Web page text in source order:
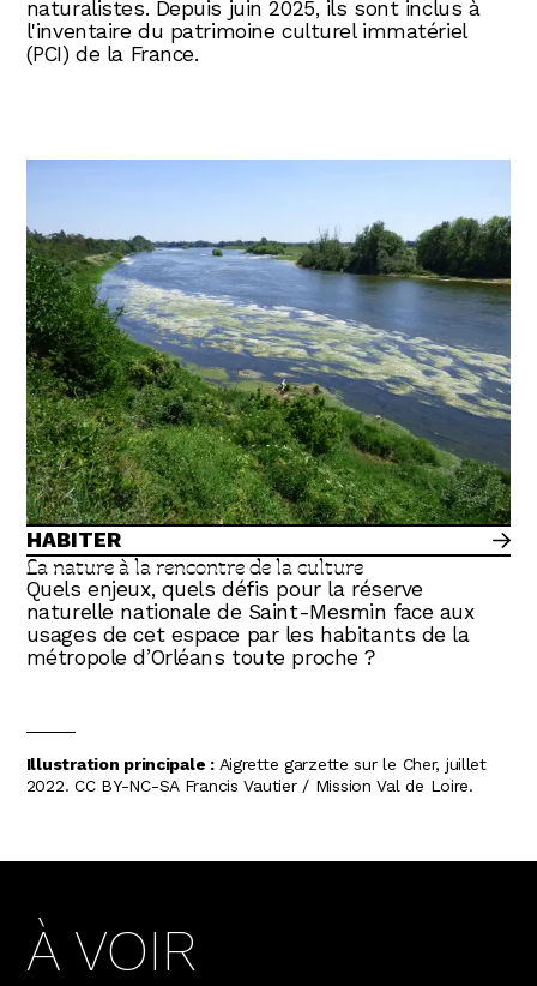
naturalistes. Depuis juin 2025, ils sont inclus à
l'inventaire du patrimoine culturel immatériel
(PCI) de la France.
HABITER
La nature à la rencontre de la culture
Quels enjeux, quels défis pour la réserve
naturelle nationale de Saint-Mesmin face aux
usages de cet espace par les habitants de la
métropole d’Orléans toute proche ?
Illustration principale : Aigrette garzette sur le Cher, juillet
2022. CC BY-NC-SA Francis Vautier / Mission Val de Loire.
À VOIR